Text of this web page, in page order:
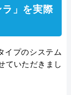
」を実際
イプのシステム
ていただきまし